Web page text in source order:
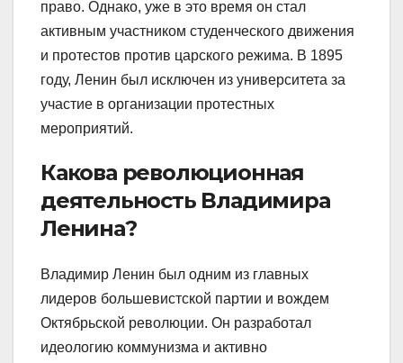
право. Однако, уже в это время он стал
активным участником студенческого движения
и протестов против царского режима. В 1895
году, Ленин был исключен из университета за
участие в организации протестных
мероприятий.
Какова революционная
деятельность Владимира
Ленина?
Владимир Ленин был одним из главных
лидеров большевистской партии и вождем
Октябрьской революции. Он разработал
идеологию коммунизма и активно